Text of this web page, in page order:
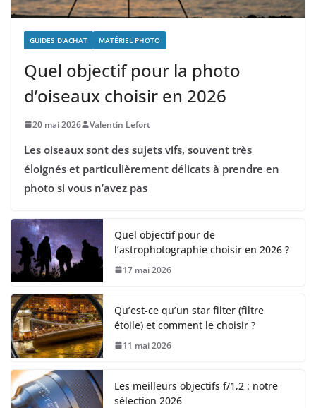
GUIDES D'ACHAT MATÉRIEL PHOTO
Quel objectif pour la photo
d’oiseaux choisir en 2026
20 mai 2026 Valentin Lefort
Les oiseaux sont des sujets vifs, souvent très
éloignés et particulièrement délicats à prendre en
photo si vous n’avez pas
Quel objectif pour de
l’astrophotographie choisir en 2026 ?
17 mai 2026
Qu’est-ce qu’un star filter (filtre
étoile) et comment le choisir ?
11 mai 2026
Les meilleurs objectifs f/1,2 : notre
sélection 2026